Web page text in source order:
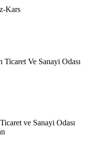
Kars
Ticaret Ve Sanayi Odası
ve Sanayi Odası